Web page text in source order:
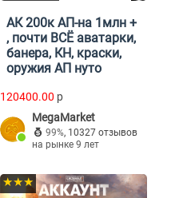
АК 200к АП-на 1млн +
, почти ВСЁ аватарки,
банера, КН, краски,
оружия АП нуто
120400.00 p
MegaMarket
99%, 10327 отзывов
на рынке 9 лет
★★★